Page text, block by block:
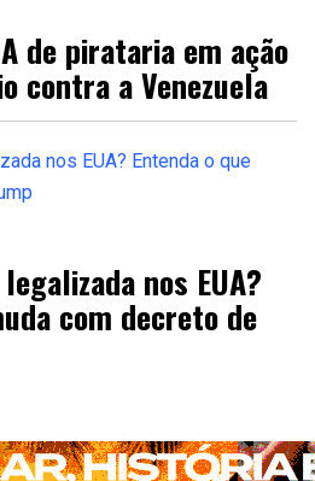
de pirataria em ação
contra a Venezuela
nos EUA?
com decreto de